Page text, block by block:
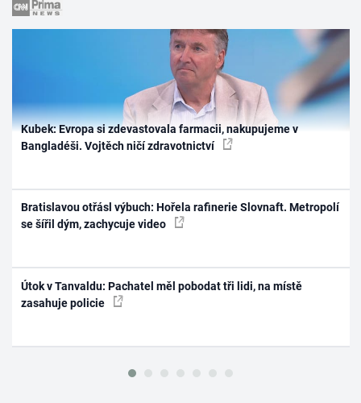
Kubek: Evropa si zdevastovala farmacii, nakupujeme v
Bangladéši. Vojtěch ničí zdravotnictví
Bratislavou otřásl výbuch: Hořela rafinerie Slovnaft. Metropolí
se šířil dým, zachycuje video
Útok v Tanvaldu: Pachatel měl pobodat tři lidi, na místě
zasahuje policie